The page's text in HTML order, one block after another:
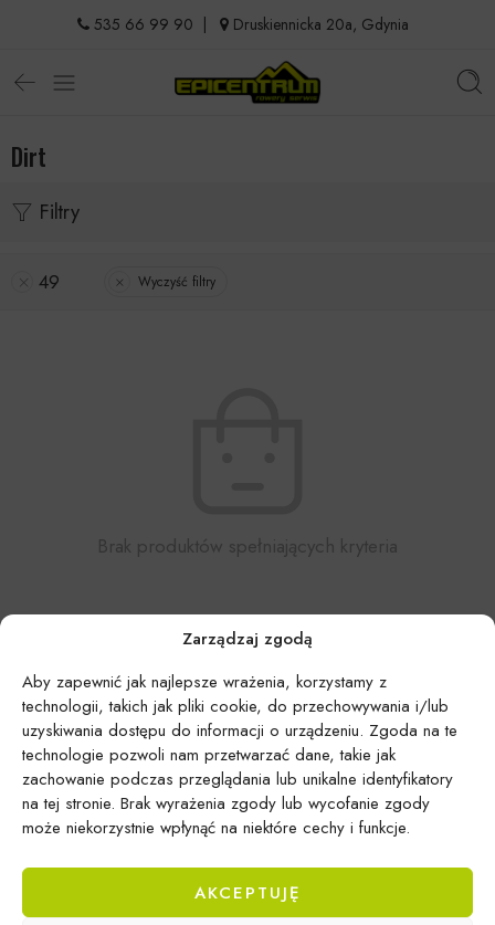
Zarządzaj zgodą
Aby zapewnić jak najlepsze wrażenia, korzystamy z
technologii, takich jak pliki cookie, do przechowywania i/lub
uzyskiwania dostępu do informacji o urządzeniu. Zgoda na te
technologie pozwoli nam przetwarzać dane, takie jak
zachowanie podczas przeglądania lub unikalne identyfikatory
na tej stronie. Brak wyrażenia zgody lub wycofanie zgody
może niekorzystnie wpłynąć na niektóre cechy i funkcje.
AKCEPTUJĘ
535 66 99 90 Druskiennicka 20a, Gdynia
Dirt
Filtry
49 Wyczyść filtry
Brak produktów spełniających kryteria